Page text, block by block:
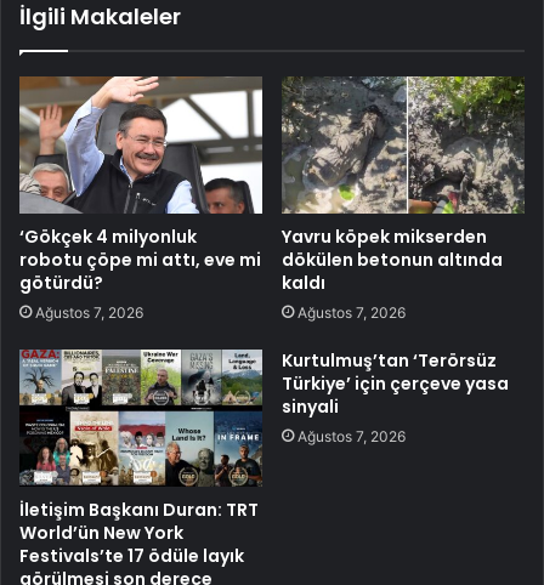
İlgili Makaleler
‘Gökçek 4 milyonluk
robotu çöpe mi attı, eve mi
götürdü?
Ağustos 7, 2026
Yavru köpek mikserden
dökülen betonun altında
kaldı
Ağustos 7, 2026
İletişim Başkanı Duran: TRT
World’ün New York
Festivals’te 17 ödüle layık
görülmesi son derece
Kurtulmuş’tan ‘Terörsüz
Türkiye’ için çerçeve yasa
sinyali
Ağustos 7, 2026